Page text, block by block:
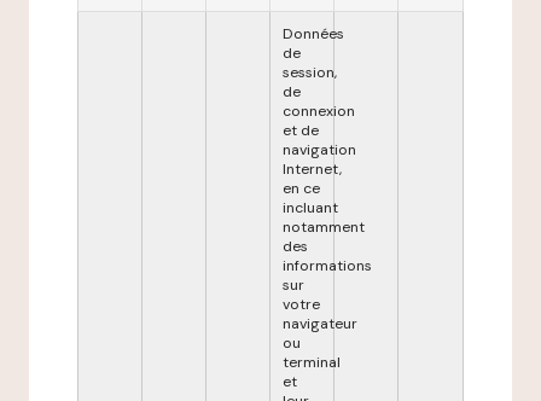
Données
de
session,
de
connexion
et de
navigation
Internet,
en ce
incluant
notamment
des
informations
sur
votre
navigateur
ou
terminal
et